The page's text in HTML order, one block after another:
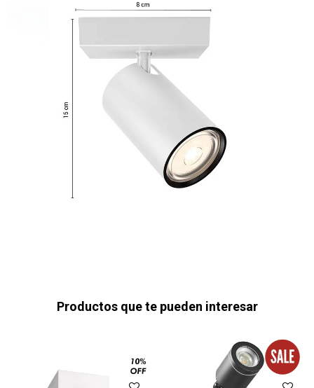
Productos que te pueden interesar